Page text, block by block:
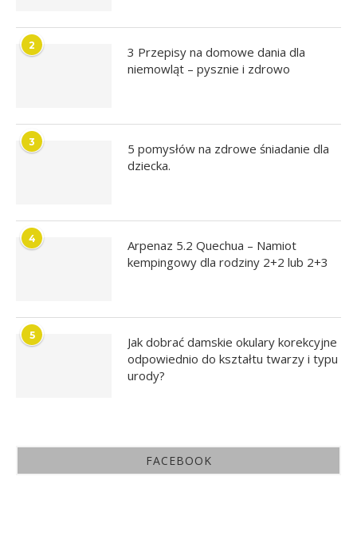
2
3 Przepisy na domowe dania dla
niemowląt – pysznie i zdrowo
3
5 pomysłów na zdrowe śniadanie dla
dziecka.
4
Arpenaz 5.2 Quechua – Namiot
kempingowy dla rodziny 2+2 lub 2+3
5
Jak dobrać damskie okulary korekcyjne
odpowiednio do kształtu twarzy i typu
urody?
FACEBOOK